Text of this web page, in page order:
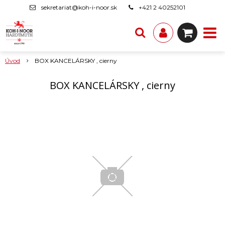
sekretariat@koh-i-noor.sk +421 2 40252101
Úvod BOX KANCELÁRSKY , cierny
BOX KANCELÁRSKY , cierny